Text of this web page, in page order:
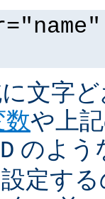
文字
数や上
のよう
定す